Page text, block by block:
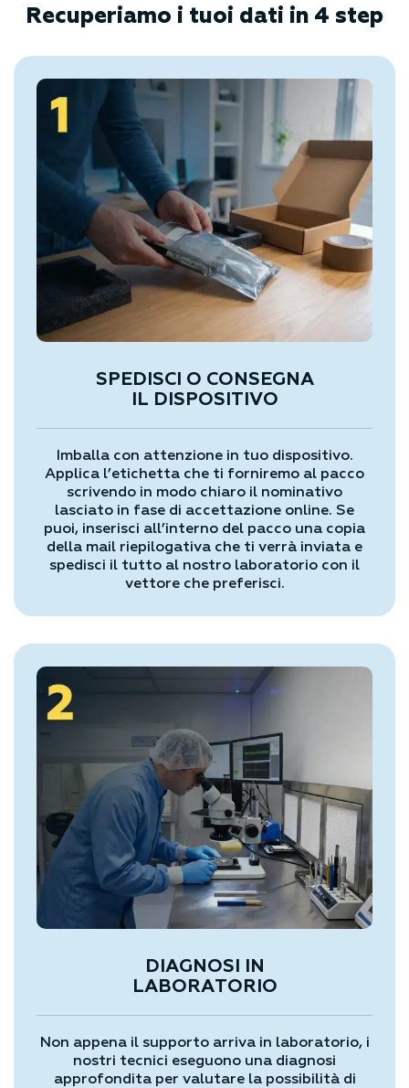
Recuperiamo i tuoi dati in 4 step
SPEDISCI O CONSEGNA
IL DISPOSITIVO
Imballa con attenzione in tuo dispositivo.
Applica l’etichetta che ti forniremo al pacco
scrivendo in modo chiaro il nominativo
lasciato in fase di accettazione online. Se
puoi, inserisci all’interno del pacco una copia
della mail riepilogativa che ti verrà inviata e
spedisci il tutto al nostro laboratorio con il
vettore che preferisci.
DIAGNOSI IN
LABORATORIO
Non appena il supporto arriva in laboratorio, i
nostri tecnici eseguono una diagnosi
approfondita per valutare la possibilità di